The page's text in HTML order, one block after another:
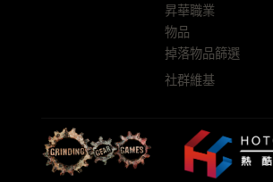
昇華職業
物品
掉落物品篩選
社群維基